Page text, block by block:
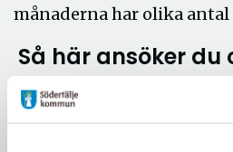
månaderna har olika antal
Så här ansöker du
1. Ansök